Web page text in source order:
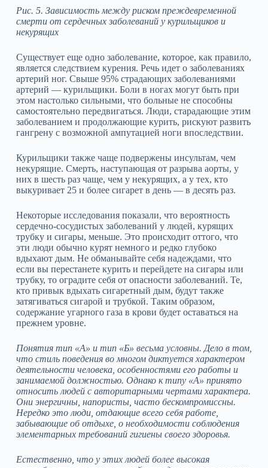
Рис. 5. Зависимость между риском преждевременной
смерти от сердечных заболеваний у курильщиков и
некурящих
Существует еще одно заболевание, которое, как правило,
является следствием курения. Речь идет о заболеваниях
артерий ног. Свыше 95% страдающих заболеваниями
артерий — курильщики. Боли в ногах могут быть при
этом настолько сильными, что больные не способны
самостоятельно передвигаться. Люди, старадающие этим
заболеванием и продолжающие курить, рискуют развить
гангрену с возможной ампутацией ноги впоследствии.
Курильщики также чаще подвержены инсультам, чем
некурящие. Смерть, наступающая от разрыва аорты, у
них в шесть раз чаще, чем у некурящих, а у тех, кто
выкуривает 25 и более сигарет в день — в десять раз.
Некоторые исследования показали, что вероятность
сердечно‑сосудистых заболеваний у людей, курящих
трубку и сигары, меньше. Это происходит оттого, что
эти люди обычно курят немного и редко глубоко
вдыхают дым. Не обманывайте себя надеждами, что
если вы перестанете курить и перейдете на сигары или
трубку, то оградите себя от опасности заболеваний. Те,
кто привык вдыхать сигаретный дым, будут также
затягиваться сигарой и трубкой. Таким образом,
содержание угарного газа в крови будет оставаться на
прежнем уровне.
Понятия тип «А» и тип «Б» весьма условны. Дело в том,
что стиль поведения во многом диктуется характером
деятельности человека, особенностями его работы и
занимаемой должностью. Однако к типу «А» принято
относить людей с авторитарными чертами характера.
Они энергичны, напористы, часто бескомпромиссны.
Нередко это люди, отдающие всего себя работе,
забывающие об отдыхе, о необходимости соблюдения
элементарных требований гигиены своего здоровья.
Естественно, что у этих людей более высокая